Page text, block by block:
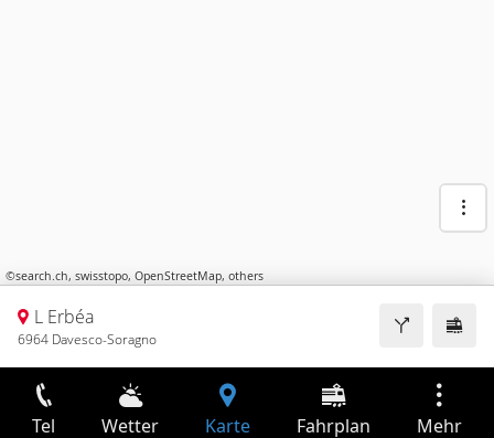
©search.ch, swisstopo, OpenStreetMap, others
L Erbéa
6964 Davesco-Soragno
Tel Wetter Karte Fahrplan Mehr